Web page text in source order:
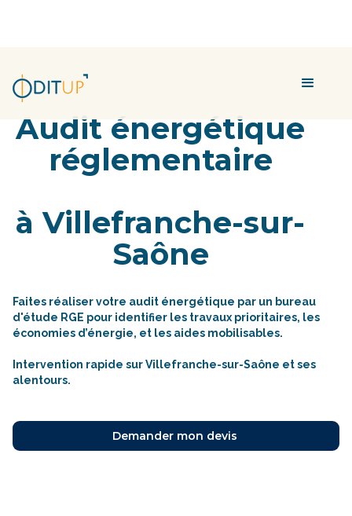
Audit énergétique
réglementaire
à Villefranche-sur-
Saône
Faites réaliser votre audit énergétique par un bureau
d'étude RGE pour identifier les travaux prioritaires, les
économies d’énergie, et les aides mobilisables.
Intervention rapide sur Villefranche-sur-Saône et ses
alentours.